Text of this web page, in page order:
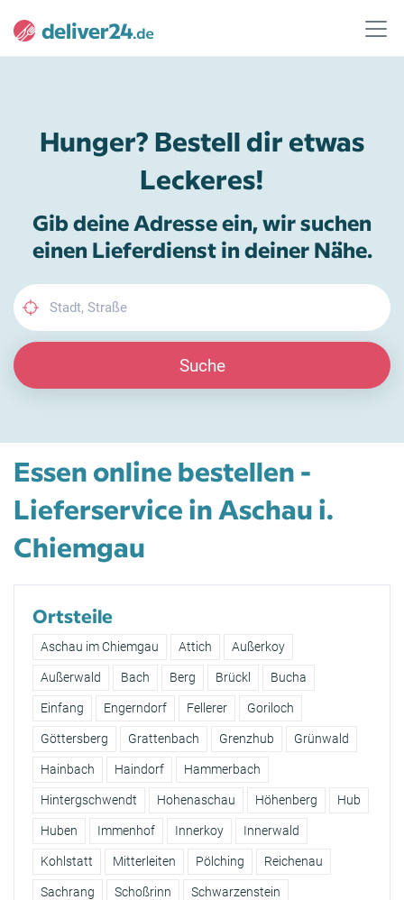
Hunger? Bestell dir etwas
Leckeres!
Gib deine Adresse ein, wir suchen
einen Lieferdienst in deiner Nähe.
Suche
Essen online bestellen -
Lieferservice in Aschau i.
Chiemgau
Ortsteile
Aschau im Chiemgau Attich Außerkoy
Außerwald Bach Berg Brückl Bucha
Einfang Engerndorf Fellerer Goriloch
Göttersberg Grattenbach Grenzhub Grünwald
Hainbach Haindorf Hammerbach
Hintergschwendt Hohenaschau Höhenberg Hub
Huben Immenhof Innerkoy Innerwald
Kohlstatt Mitterleiten Pölching Reichenau
Sachrang Schoßrinn Schwarzenstein